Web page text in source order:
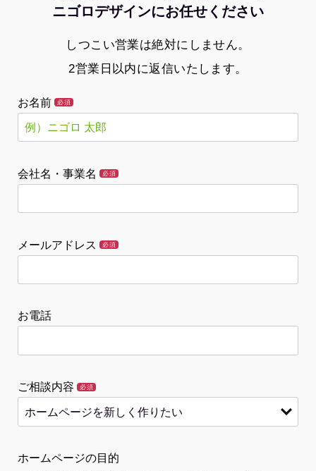
ニゴロデザインにお任せください
しつこい営業は絶対にしません。
2営業日以内に返信いたします。
お名前 必須
会社名・事業名 必須
メールアドレス 必須
お電話
ご相談内容 必須
ホームページの目的